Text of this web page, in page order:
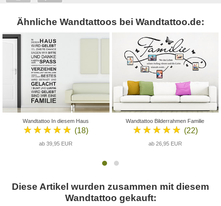
Ähnliche Wandtattoos bei Wandtattoo.de:
Wandtattoo In diesem Haus
★★★★★ (18)
ab 39,95 EUR
Wandtattoo Bilderrahmen Familie
★★★★★ (22)
ab 26,95 EUR
Diese Artikel wurden zusammen mit diesem
Wandtattoo gekauft: